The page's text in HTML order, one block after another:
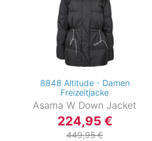
8848 Altitude - Damen
Freizeitjacke
Asama W Down Jacket
224,95 €
449,95 €